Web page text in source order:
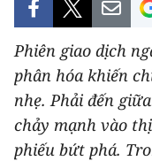
VĂN HÓA
XÃ HỘI
PHÁP LUẬT
DU LỊCH
Phiên giao dịch
phân hóa khiến
nhẹ. Phải đến
chảy mạnh vào
phiếu bứt phá.